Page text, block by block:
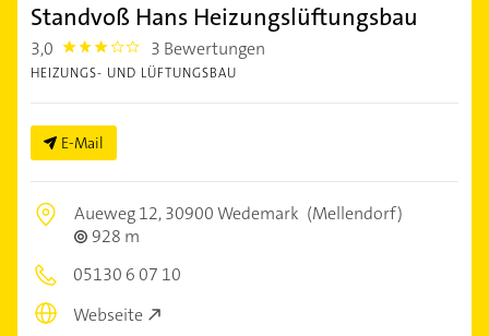
Standvoß Hans Heizungslüftungsbau
3,0 3.0 3 Bewertungen
HEIZUNGS- UND LÜFTUNGSBAU
E-Mail
Aueweg 12,30900 Wedemark (Mellendorf)
928 m
05130 6 07 10
Webseite